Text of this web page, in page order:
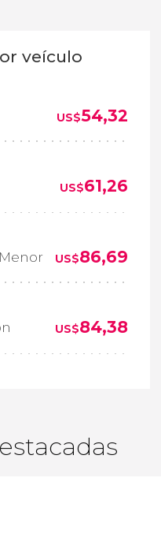
veículo
US$54,32
US$61,26
US$86,69
US$84,38